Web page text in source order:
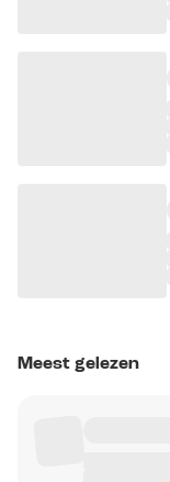
Meest gelezen